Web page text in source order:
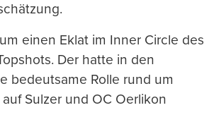
einen Eklat im Inner Circle des
Der hatte in den
bedeutsame Rolle rund um
Sulzer und OC Oerlikon